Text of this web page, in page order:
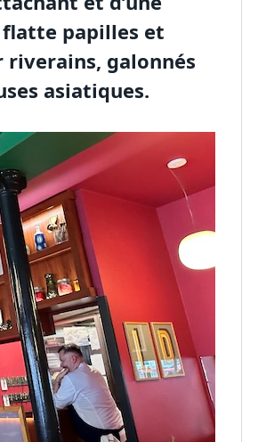
papilles et
galonnés
asiatiques.